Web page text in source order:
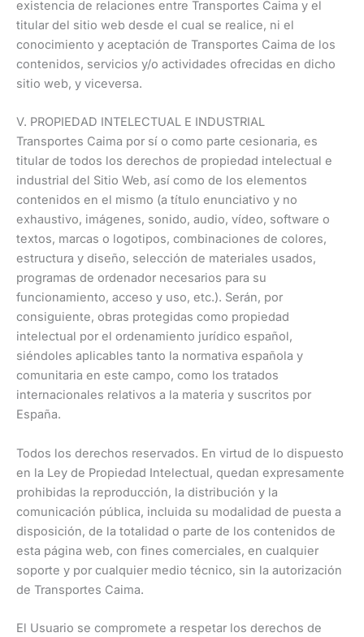
existencia de relaciones entre Transportes Caima y el
titular del sitio web desde el cual se realice, ni el
conocimiento y aceptación de Transportes Caima de los
contenidos, servicios y/o actividades ofrecidas en dicho
sitio web, y viceversa.
V. PROPIEDAD INTELECTUAL E INDUSTRIAL
Transportes Caima por sí o como parte cesionaria, es
titular de todos los derechos de propiedad intelectual e
industrial del Sitio Web, así como de los elementos
contenidos en el mismo (a título enunciativo y no
exhaustivo, imágenes, sonido, audio, vídeo, software o
textos, marcas o logotipos, combinaciones de colores,
estructura y diseño, selección de materiales usados,
programas de ordenador necesarios para su
funcionamiento, acceso y uso, etc.). Serán, por
consiguiente, obras protegidas como propiedad
intelectual por el ordenamiento jurídico español,
siéndoles aplicables tanto la normativa española y
comunitaria en este campo, como los tratados
internacionales relativos a la materia y suscritos por
España.
Todos los derechos reservados. En virtud de lo dispuesto
en la Ley de Propiedad Intelectual, quedan expresamente
prohibidas la reproducción, la distribución y la
comunicación pública, incluida su modalidad de puesta a
disposición, de la totalidad o parte de los contenidos de
esta página web, con fines comerciales, en cualquier
soporte y por cualquier medio técnico, sin la autorización
de Transportes Caima.
El Usuario se compromete a respetar los derechos de